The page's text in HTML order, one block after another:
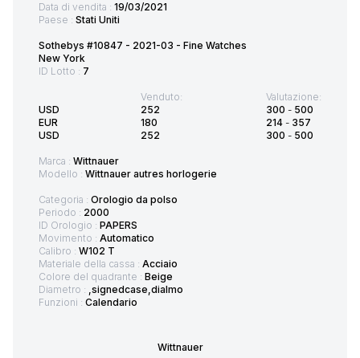
Data di vendita : 19/03/2021
Paese : Stati Uniti
Sothebys #10847 - 2021-03 - Fine Watches
New York
ID Lotto : 7
USD
EUR
USD
Venduto:
252
180
252
Valutazione:
300 - 500
214 - 357
300 - 500
Marca : Wittnauer
Modello : Wittnauer autres horlogerie
Categoria : Orologio da polso
Periodo : 2000
ID Orologio : PAPERS
Movimento : Automatico
Calibro : W102 T
Materiale della cassa : Acciaio
Colore del quadrante : Beige
Diametro : ,signedcase,dialmo
Funzioni : Calendario
Wittnauer